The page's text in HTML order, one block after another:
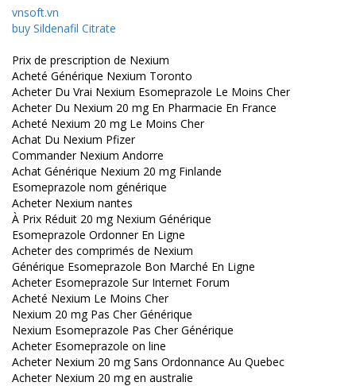
vnsoft.vn
buy Sildenafil Citrate
Prix de prescription de Nexium
Acheté Générique Nexium Toronto
Acheter Du Vrai Nexium Esomeprazole Le Moins Cher
Acheter Du Nexium 20 mg En Pharmacie En France
Acheté Nexium 20 mg Le Moins Cher
Achat Du Nexium Pfizer
Commander Nexium Andorre
Achat Générique Nexium 20 mg Finlande
Esomeprazole nom générique
Acheter Nexium nantes
À Prix Réduit 20 mg Nexium Générique
Esomeprazole Ordonner En Ligne
Acheter des comprimés de Nexium
Générique Esomeprazole Bon Marché En Ligne
Acheter Esomeprazole Sur Internet Forum
Acheté Nexium Le Moins Cher
Nexium 20 mg Pas Cher Générique
Nexium Esomeprazole Pas Cher Générique
Acheter Esomeprazole on line
Acheter Nexium 20 mg Sans Ordonnance Au Quebec
Acheter Nexium 20 mg en australie